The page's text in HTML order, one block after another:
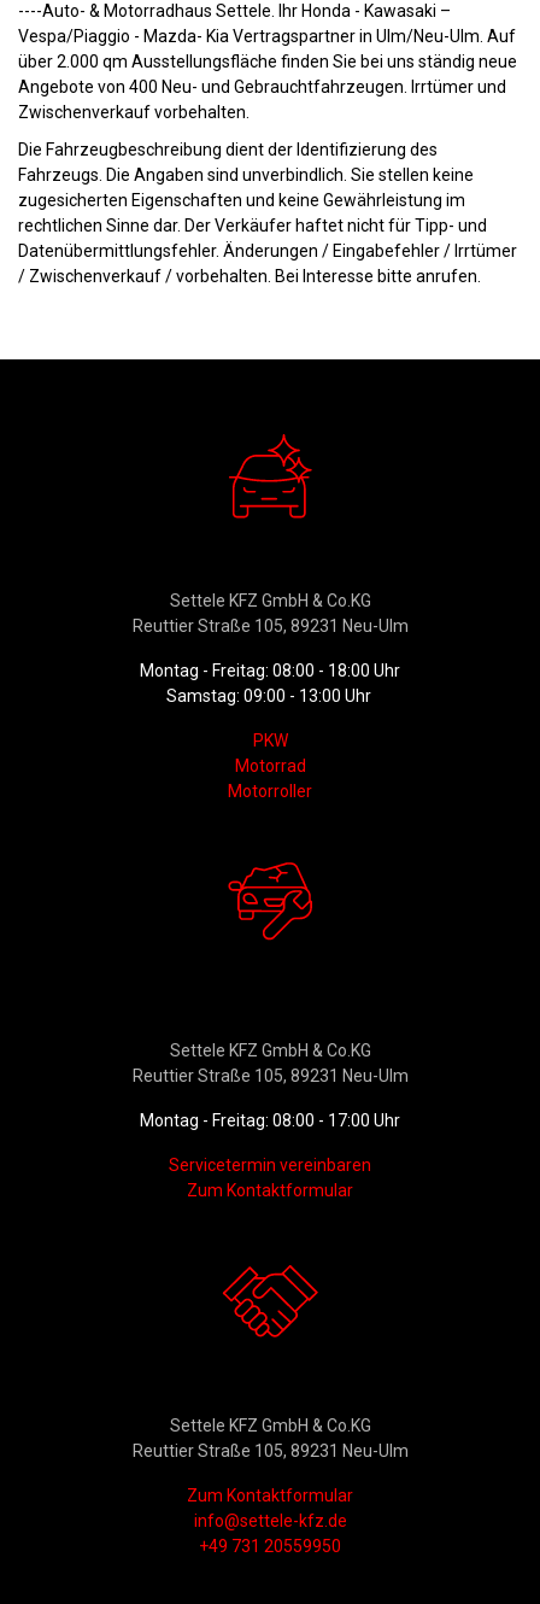
----Auto- & Motorradhaus Settele. Ihr Honda - Kawasaki –
Vespa/Piaggio - Mazda- Kia Vertragspartner in Ulm/Neu-Ulm. Auf
über 2.000 qm Ausstellungsfläche finden Sie bei uns ständig neue
Angebote von 400 Neu- und Gebrauchtfahrzeugen. Irrtümer und
Zwischenverkauf vorbehalten.
Die Fahrzeugbeschreibung dient der Identifizierung des
Fahrzeugs. Die Angaben sind unverbindlich. Sie stellen keine
zugesicherten Eigenschaften und keine Gewährleistung im
rechtlichen Sinne dar. Der Verkäufer haftet nicht für Tipp- und
Datenübermittlungsfehler. Änderungen / Eingabefehler / Irrtümer
/ Zwischenverkauf / vorbehalten. Bei Interesse bitte anrufen.
Settele KFZ GmbH & Co.KG
Reuttier Straße 105, 89231 Neu-Ulm
Montag - Freitag: 08:00 - 18:00 Uhr
Samstag: 09:00 - 13:00 Uhr
PKW
Motorrad
Motorroller
Settele KFZ GmbH & Co.KG
Reuttier Straße 105, 89231 Neu-Ulm
Montag - Freitag: 08:00 - 17:00 Uhr
Servicetermin vereinbaren
Zum Kontaktformular
Settele KFZ GmbH & Co.KG
Reuttier Straße 105, 89231 Neu-Ulm
Zum Kontaktformular
info@settele-kfz.de
+49 731 20559950